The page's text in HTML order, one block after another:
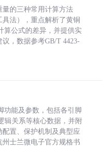
的三种常用计算方法
具法），重点解析了黄铜
算公式的差异，并提供实
，数据参考GB/T 4423-
功能及参数，包括各引脚
辑关系等核心数据，并附
置、保护机制及典型应
士兰微电子官方规格书